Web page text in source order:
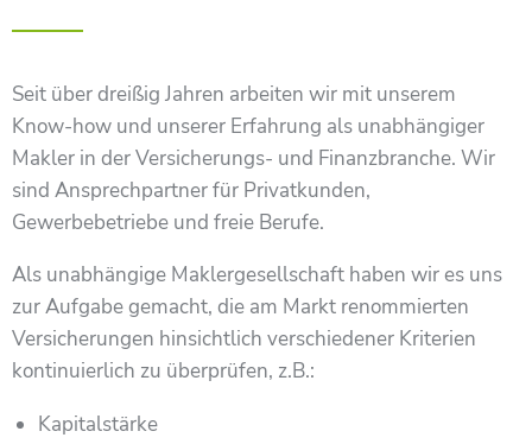
SICHER.
Seit über dreißig Jahren arbeiten wir mit unserem
Know-how und unserer Erfahrung als unabhängiger
Makler in der Versicherungs- und Finanzbranche. Wir
sind Ansprechpartner für Privatkunden,
Gewerbebetriebe und freie Berufe.
Als unabhängige Maklergesellschaft haben wir es uns
zur Aufgabe gemacht, die am Markt renommierten
Versicherungen hinsichtlich verschiedener Kriterien
kontinuierlich zu überprüfen, z.B.:
Kapitalstärke